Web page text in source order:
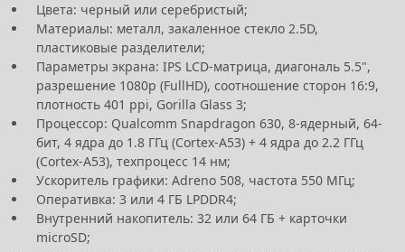
Цвета: черный или серебристый;
Материалы: металл, закаленное стекло 2.5D,
пластиковые разделители;
Параметры экрана: IPS LCD-матрица, диагональ 5.5",
разрешение 1080р (FullHD), соотношение сторон 16:9,
плотность 401 ppi, Gorilla Glass 3;
Процессор: Qualcomm Snapdragon 630, 8-ядерный, 64-
бит, 4 ядра до 1.8 ГГц (Cortex-A53) + 4 ядра до 2.2 ГГц
(Cortex-A53), техпроцесс 14 нм;
Ускоритель графики: Adreno 508, частота 550 МГц;
Оперативка: 3 или 4 ГБ LPDDR4;
Внутренний накопитель: 32 или 64 ГБ + карточки
microSD;